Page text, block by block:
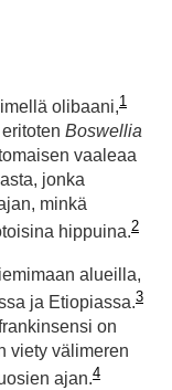
olibaani,1
Boswellia
vaaleaa
jonka
minkä
hippuina.2
alueilla,
ja Etiopiassa.3
on
viety välimeren
ajan.4